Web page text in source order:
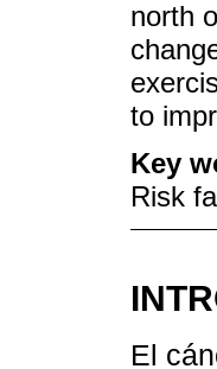
north
to
Key
Risk
El